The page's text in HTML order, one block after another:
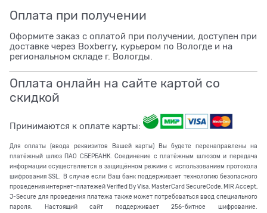
Оплата при получении
Оформите заказ с оплатой при получении, доступен при
доставке через Boxberry, курьером по Вологде и на
региональном складе г. Вологды.
Оплата онлайн на сайте картой со
скидкой
Принимаются к оплате карты:
Для оплаты (ввода реквизитов Вашей карты) Вы будете перенаправлены на
платёжный шлюз ПАО СБЕРБАНК. Соединение с платёжным шлюзом и передача
информации осуществляется в защищённом режиме с использованием протокола
шифрования SSL. В случае если Ваш банк поддерживает технологию безопасного
проведения интернет-платежей Verified By Visa, MasterCard SecureCode, MIR Accept,
J-Secure для проведения платежа также может потребоваться ввод специального
пароля. Настоящий сайт поддерживает 256-битное шифрование.